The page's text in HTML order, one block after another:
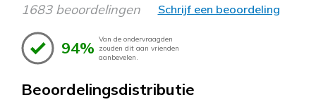
1683 beoordelingen Schrijf een beoordeling
94% Van de ondervraagden
zouden dit aan vrienden
aanbevelen.
Beoordelingsdistributie